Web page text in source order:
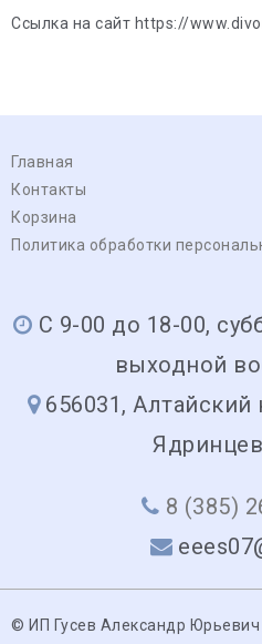
Ссылка на сайт https://
Главная
Контакты
Корзина
Политика обработки
С 9-00 до 18-00,
выходной
656031, Алтайский
8 (385)
© ИП Гусев Александр